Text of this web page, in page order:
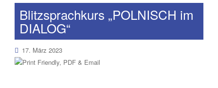
e
Blitzsprachkurs „POLNISCH im
DIALOG“
17. März 2023